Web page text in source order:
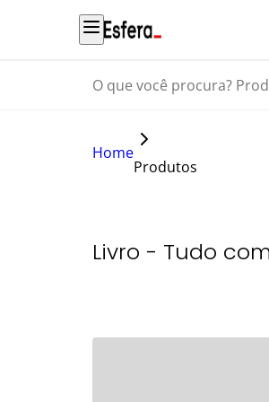
O que você procura?
Home
Produtos
Livro - Tudo